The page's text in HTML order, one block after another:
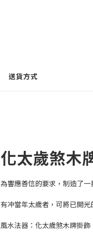
送貨方式
化太歲煞木
為響應善信的要求，制造了一
有冲當年太歲者，可將已開光
風水法器：化太歲煞木牌掛飾